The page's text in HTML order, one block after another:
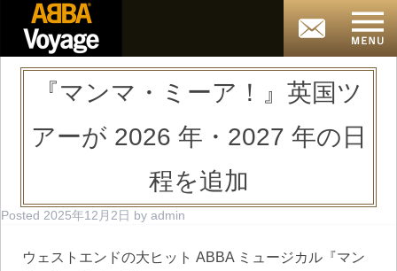
『マンマ・ミーア！』英国ツ
アーが 2026 年・2027 年の日
程を追加
Posted 2025年12月2日 by admin
ウェストエンドの大ヒット ABBA ミュージカル『マン